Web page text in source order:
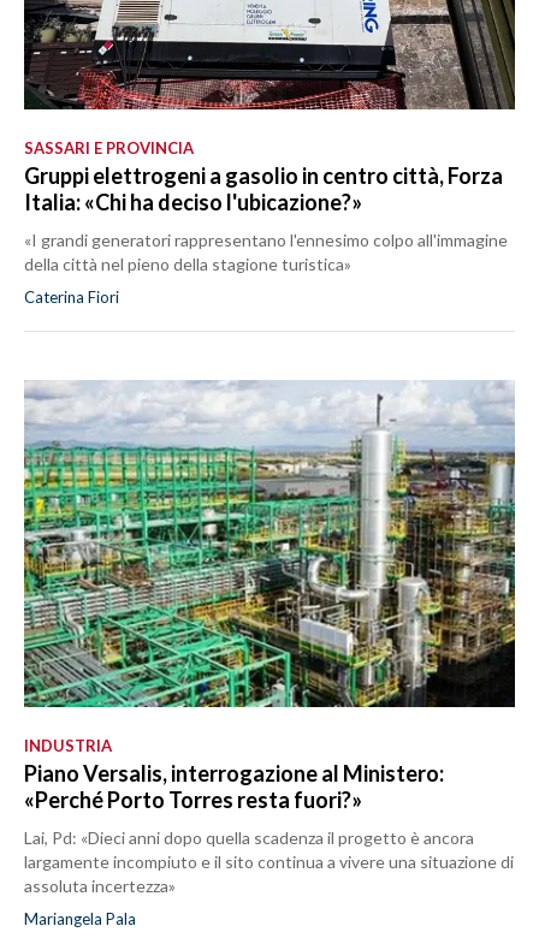
SASSARI E PROVINCIA
Gruppi elettrogeni a gasolio in centro città, Forza
Italia: «Chi ha deciso l'ubicazione?»
«I grandi generatori rappresentano l'ennesimo colpo all'immagine
della città nel pieno della stagione turistica»
Caterina Fiori
INDUSTRIA
Piano Versalis, interrogazione al Ministero:
«Perché Porto Torres resta fuori?»
Lai, Pd: «Dieci anni dopo quella scadenza il progetto è ancora
largamente incompiuto e il sito continua a vivere una situazione di
assoluta incertezza»
Mariangela Pala